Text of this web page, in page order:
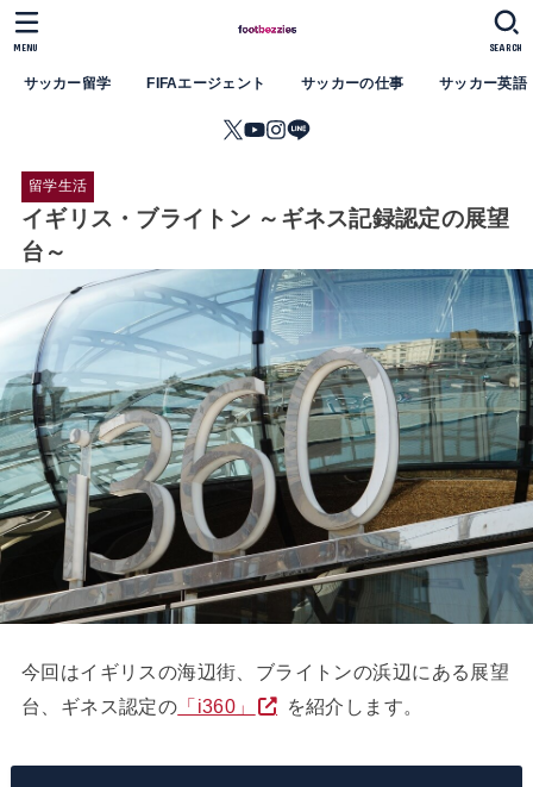
サッカー留学 FIFAエージェント サッカーの仕事 サッカー英語
SEARCH
MENU
留学生活
イギリス・ブライトン ～ギネス記録認定の展望
台～
今回はイギリスの海辺街、ブライトンの浜辺にある展望
台、ギネス認定の 「i360」 を紹介します。